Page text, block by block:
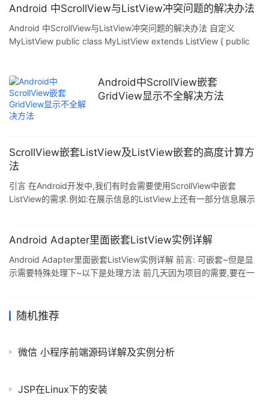
GridView { public MyGridView(Context context, AttributeSet
Android 中ScrollView与ListView冲突问题的解决办法
Android 中ScrollView与ListView冲突问题的解决办法 自定义
MyListView public class MyListView extends ListView { public
context, AttributeSet attrs) { supAndroid中ScrollView嵌套
GridView显示不全解决方法
ScrollView嵌套ListView及ListView嵌套的高度计算方
法
引言 在Android开发中,我们有时会需要使用ScrollView中嵌套
ListView的需求.例如:在展示信息的ListView上还有一部分信息展示
ListView嵌套在一起使用.但是这会导致ListView展示不全,然后也会
置ListView的高度,这样就可以合理的展示ListView的高
Android Adapter里面嵌套ListView实例详解
Android Adapter里面嵌套ListView实例详解 前言: 可嵌套~但是显
示需要特殊处理下~以下是处理方法 前几天因为项目的需要,要在一
ListView会显示不完全,它的高度始终有问题.上网查了下,发现别人也
随机推荐
微信 小程序前端源码详解及实例分析
JSP在Linux下的安装